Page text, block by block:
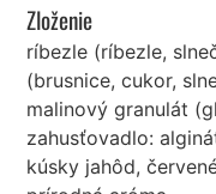
Zloženie
ríbezle (ríbezle,
(brusnice, cukor,
malinový granulát
zahusťovadlo:
kúsky jahôd,